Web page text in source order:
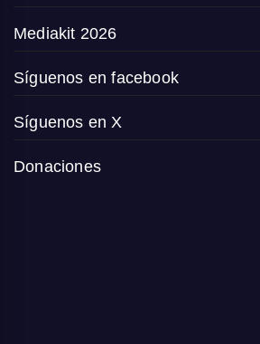
Mediakit 2026
Síguenos en facebook
Síguenos en X
Donaciones